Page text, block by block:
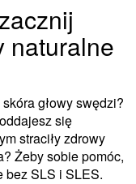
naturalne
głowy swędzi?
się
straciły zdrowy
Żeby sobie pomóc,
bez SLS i SLES.